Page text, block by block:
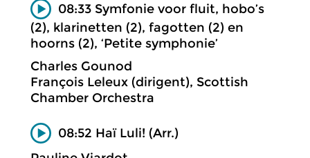
08:33 Symfonie voor fluit, hobo’s
(2), klarinetten (2), fagotten (2) en
hoorns (2), ‘Petite symphonie’
Charles Gounod
François Leleux (dirigent), Scottish
Chamber Orchestra
08:52 Haï Luli! (Arr.)